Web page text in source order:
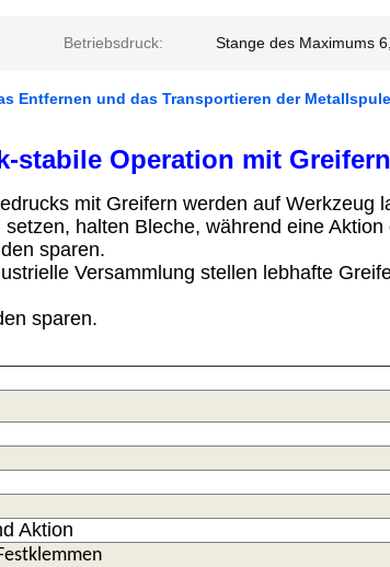
Betriebsdruck: Stange des Maximums
Entfernen und das Transportieren der
stabile Operation mit Greifern
mit Greifern werden auf Werkzeug
halten Bleche, während eine Aktion
sparen.
Versammlung stellen lebhafte
sparen.
Aktion